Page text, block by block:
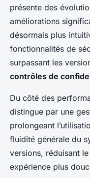
présente des
améliorations
désormais plus
fonctionnalités de
surpassant les
contrôles de
Du côté des
distingue par une
prolongeant
fluidité générale du
versions, réduisant
expérience plus